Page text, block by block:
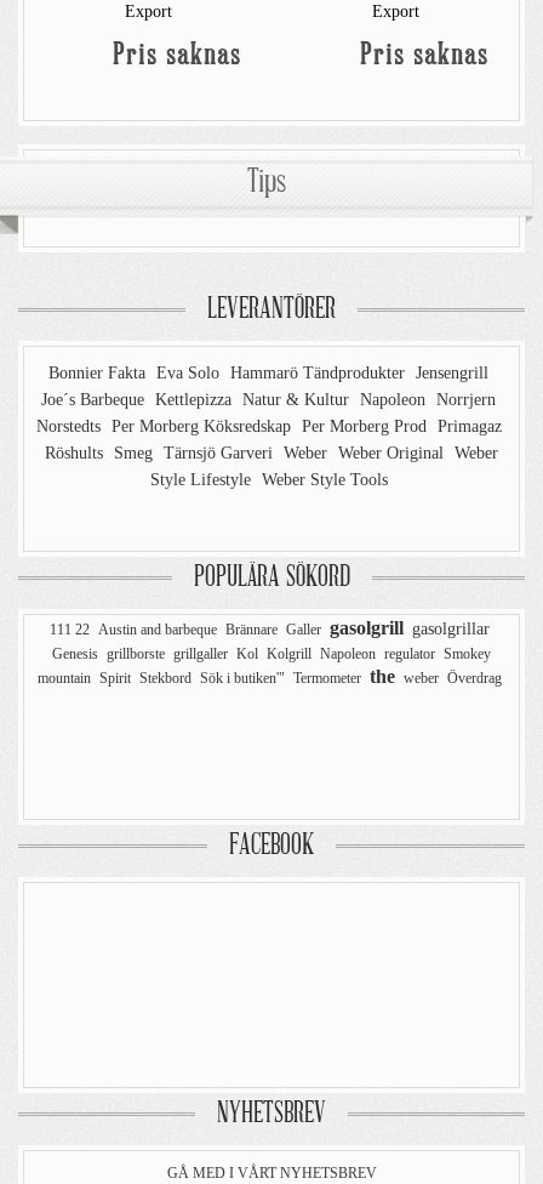
Export
Pris saknas
Export
Pris saknas
Tips
LEVERANTÖRER
Bonnier Fakta Eva Solo Hammarö Tändprodukter Jensengrill
Joe´s Barbeque Kettlepizza Natur & Kultur Napoleon Norrjern
Norstedts Per Morberg Köksredskap Per Morberg Prod Primagaz
Röshults
Smeg Tärnsjö Garveri Weber Weber Original Weber
Style Lifestyle Weber Style Tools
POPULÄRA SÖKORD
111 22 Austin and barbeque Brännare Galler gasolgrill gasolgrillar
Genesis grillborste grillgaller Kol Kolgrill Napoleon regulator Smokey
mountain Spirit Stekbord Sök i butiken'" Termometer the weber Överdrag
FACEBOOK
NYHETSBREV
GÅ MED I VÅRT NYHETSBREV